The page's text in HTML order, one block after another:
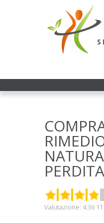
Valutazione: 4.36 11